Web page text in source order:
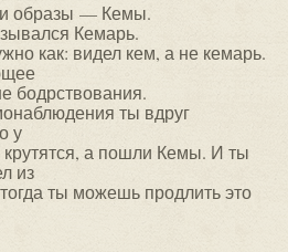
образы — Кемы.
Кемарь.
как: видел кем, а не кемарь.
бодрствования.
ты вдруг
у
а пошли Кемы. И ты
из
ты можешь продлить это